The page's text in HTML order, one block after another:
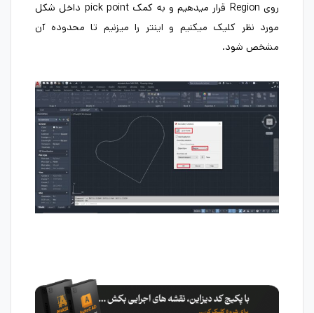
روی Region قرار میدهیم و به کمک pick point داخل شکل
مورد نظر کلیک میکنیم و اینتر را میزنیم تا محدوده آن
مشخص شود.